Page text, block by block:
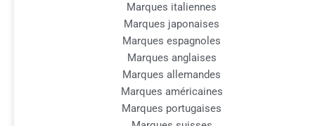
Marques italiennes
Marques japonaises
Marques espagnoles
Marques anglaises
Marques allemandes
Marques américaines
Marques portugaises